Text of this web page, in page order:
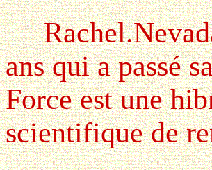
ans qui a passé
Force est une
scientifique de